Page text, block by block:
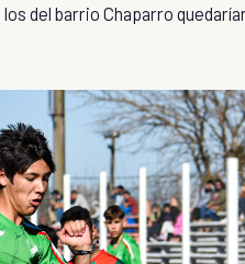
del barrio Chaparro